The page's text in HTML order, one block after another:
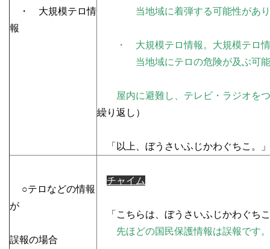
・ 大規模テロ情
報
当地域に着弾する可能性があり
・ 大規模テロ情報。大規模テロ
当地域にテロの危険が及ぶ可能
屋内に避難し、テレビ・ラジオをつ
繰り返し）
「以上、ぼうさいふじかわぐちこ。」
○テロなどの情報
が
誤報の場合
チャイム
「こちらは、ぼうさいふじかわぐち
先ほどの国民保護情報は誤報です。